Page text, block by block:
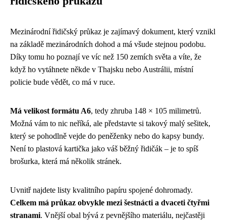
Mezinárodní řidičský průkaz je zajímavý dokument, který vznikl
na základě mezinárodních dohod a má všude stejnou podobu.
Díky tomu ho poznají ve víc než 150 zemích světa a víte, že
když ho vytáhnete někde v Thajsku nebo Austrálii, místní
policie bude vědět, co má v ruce.
Má velikost formátu A6, tedy zhruba 148 × 105 milimetrů.
Možná vám to nic neříká, ale představte si takový malý sešitek,
který se pohodlně vejde do peněženky nebo do kapsy bundy.
Není to plastová kartička jako váš běžný řidičák – je to spíš
brošurka, která má několik stránek.
Uvnitř najdete listy kvalitního papíru spojené dohromady.
Celkem má průkaz obvykle mezi šestnácti a dvaceti čtyřmi
stranami. Vnější obal bývá z pevnějšího materiálu, nejčastěji